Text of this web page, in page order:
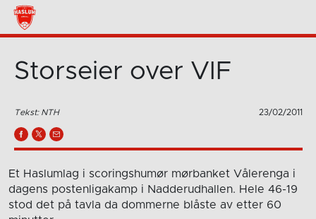
Storseier over VIF
Tekst: NTH 23/02/2011
Et Haslumlag i scoringshumør mørbanket Vålerenga i
dagens postenligakamp i Nadderudhallen. Hele 46-19
stod det på tavla da dommerne blåste av etter 60